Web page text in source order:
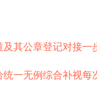
其公章登记对接一
一无例综合补视每